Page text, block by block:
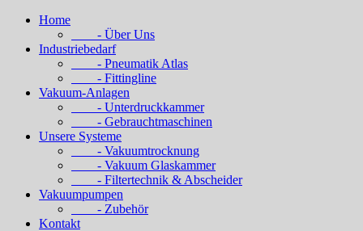
Home
- Über Uns
Industriebedarf
- Pneumatik Atlas
- Fittingline
Vakuum-Anlagen
- Unterdruckkammer
- Gebrauchtmaschinen
Unsere Systeme
- Vakuumtrocknung
- Vakuum Glaskammer
- Filtertechnik & Abscheider
Vakuumpumpen
- Zubehör
Kontakt